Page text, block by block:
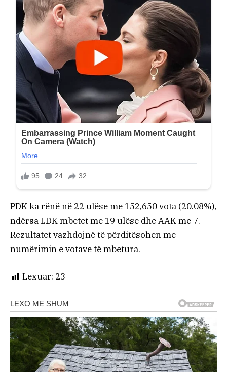
PDK ka rënë në 22 ulëse me 152,650 vota (20.08%),
ndërsa LDK mbetet me 19 ulëse dhe AAK me 7.
Rezultatet vazhdojnë të përditësohen me
numërimin e votave të mbetura.
Lexuar: 23